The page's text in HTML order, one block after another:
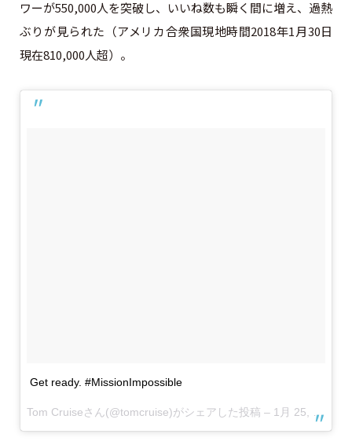
ワーが550,000人を突破し、いいね数も瞬く間に増え、過熱
ぶりが見られた（アメリカ合衆国現地時間2018年1月30日
現在810,000人超）。
Get ready. #MissionImpossible
Tom Cruiseさん(@tomcruise)がシェアした投稿 – 1月 25, 2018 at 5:00午前 PST